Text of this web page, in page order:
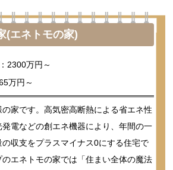
(エネトモの家)
2300万円～
万円～
家です。高気密高断熱による省エネ性
電などの創エネ機器により、年間の一
収支をプラスマイナス0にする住宅で
エネトモの家では「住まい全体の魔法